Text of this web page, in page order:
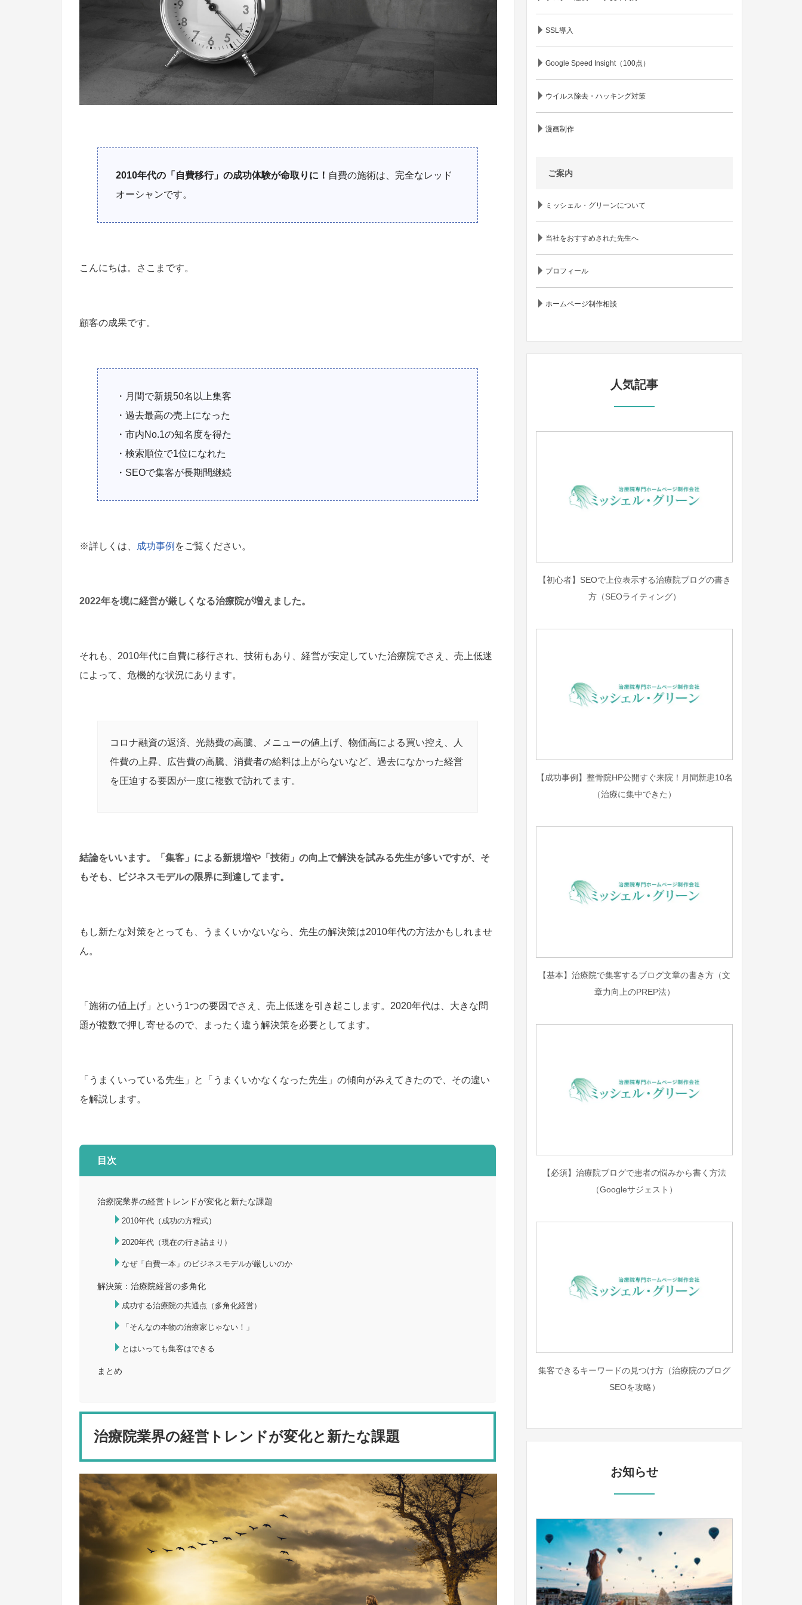
2010年代の「自費移行」の成功体験が命取りに！ 自費の施術は、完全なレッド
オーシャンです。
こんにちは。さこまです。
顧客の成果です。
・月間で新規50名以上集客
・過去最高の売上になった
・市内No.1の知名度を得た
・検索順位で1位になれた
・SEOで集客が長期間継続
※詳しくは、 成功事例 をご覧ください。
2022年を境に経営が厳しくなる治療院が増えました。
それも、2010年代に自費に移行され、技術もあり、経営が安定していた治療院でさえ、売上低迷
によって、危機的な状況にあります。
コロナ融資の返済、光熱費の高騰、メニューの値上げ、物価高による買い控え、人
件費の上昇、広告費の高騰、消費者の給料は上がらないなど、過去になかった経営
を圧迫する要因が一度に複数で訪れてます。
結論をいいます。「集客」による新規増や「技術」の向上で解決を試みる先生が多いですが、そ
もそも、ビジネスモデルの限界に到達してます。
もし新たな対策をとっても、うまくいかないなら、先生の解決策は2010年代の方法かもしれませ
ん。
「施術の値上げ」という1つの要因でさえ、売上低迷を引き起こします。2020年代は、大きな問
題が複数で押し寄せるので、まったく違う解決策を必要としてます。
「うまくいっている先生」と「うまくいかなくなった先生」の傾向がみえてきたので、その違い
を解説します。
目次
治療院業界の経営トレンドが変化と新たな課題
2010年代（成功の方程式）
2020年代（現在の行き詰まり）
なぜ「自費一本」のビジネスモデルが厳しいのか
解決策：治療院経営の多角化
成功する治療院の共通点（多角化経営）
「そんなの本物の治療家じゃない！」
とはいっても集客はできる
まとめ
治療院業界の経営トレンドが変化と新たな課題
SSL導入
Google Speed Insight（100点）
ウイルス除去・ハッキング対策
漫画制作
ご案内
ミッシェル・グリーンについて
当社をおすすめされた先生へ
プロフィール
ホームページ制作相談
人気記事
【初心者】SEOで上位表示する治療院ブログの書き
方（SEOライティング）
【成功事例】整骨院HP公開すぐ来院！月間新患10名
（治療に集中できた）
【基本】治療院で集客するブログ文章の書き方（文
章力向上のPREP法）
【必須】治療院ブログで患者の悩みから書く方法
（Googleサジェスト）
集客できるキーワードの見つけ方（治療院のブログ
SEOを攻略）
お知らせ